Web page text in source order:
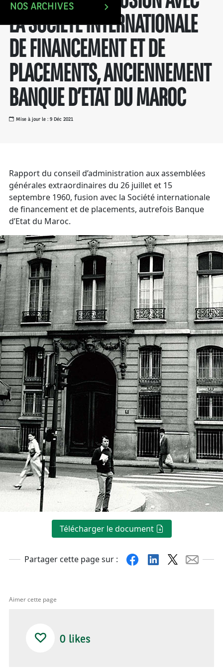
NOS ARCHIVES
LA SOCIÉTÉ INTERNATIONALE
DE FINANCEMENT ET DE
PLACEMENTS, ANCIENNEMENT
BANQUE D’ETAT DU MAROC
Mise à jour le : 9 Déc 2021
Rapport du conseil d’administration aux assemblées
générales extraordinaires du 26 juillet et 15
septembre 1960, fusion avec la Société internationale
de financement et de placements, autrefois Banque
d’Etat du Maroc.
Télécharger le document
Partager cette page sur : FacebookLinkedin Mail
Aimer cette page
0 likes